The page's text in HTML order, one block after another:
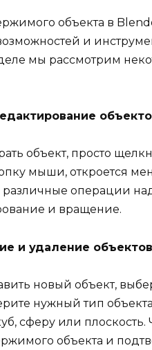
объекта в
и
мы рассмотрим
объект, просто
мыши, откроется
различные операции
и вращение.
и удаление
новый объект,
нужный тип
сферу или
объекта и